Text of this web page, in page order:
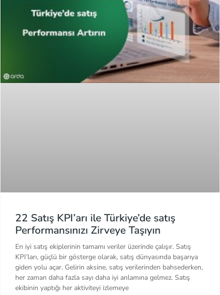
22 Satış KPI’arı ile Türkiye’de satış
Performansınızı Zirveye Taşıyın
En iyi satış ekiplerinin tamamı veriler üzerinde çalışır. Satış
KPI’ları, güçlü bir gösterge olarak, satış dünyasında başarıya
giden yolu açar. Gelirin aksine, satış verilerinden bahsederken,
her zaman daha fazla sayı daha iyi anlamına gelmez. Satış
ekibinin yaptığı her aktiviteyi izlemeye